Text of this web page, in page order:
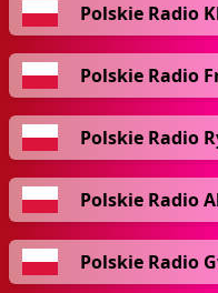
Polskie Radio
Polskie Radio
Polskie Radio
Polskie Radio
Polskie Radio